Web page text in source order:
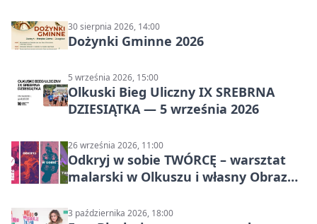
30 sierpnia 2026, 14:00
Dożynki Gminne 2026
5 września 2026, 15:00
Olkuski Bieg Uliczny IX SREBRNA
DZIESIĄTKA — 5 września 2026
26 września 2026, 11:00
Odkryj w sobie TWÓRCĘ – warsztat
malarski w Olkuszu i własny Obraz
3 października 2026, 18:00